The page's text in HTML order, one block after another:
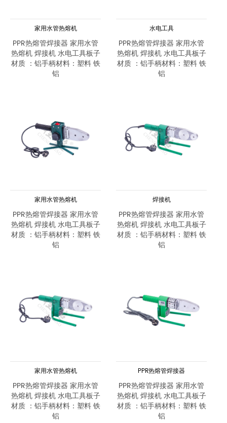
家用水管热熔机
PPR热熔管焊接器 家用水管
热熔机 焊接机 水电工具板子
材质 ：铝手柄材料：塑料 铁
铝
水电工具
PPR热熔管焊接器 家用水管
热熔机 焊接机 水电工具板子
材质 ：铝手柄材料：塑料 铁
铝
家用水管热熔机
PPR热熔管焊接器 家用水管
热熔机 焊接机 水电工具板子
材质 ：铝手柄材料：塑料 铁
铝
焊接机
PPR热熔管焊接器 家用水管
热熔机 焊接机 水电工具板子
材质 ：铝手柄材料：塑料 铁
铝
家用水管热熔机
PPR热熔管焊接器 家用水管
热熔机 焊接机 水电工具板子
材质 ：铝手柄材料：塑料 铁
铝
PPR热熔管焊接器
PPR热熔管焊接器 家用水管
热熔机 焊接机 水电工具板子
材质 ：铝手柄材料：塑料 铁
铝